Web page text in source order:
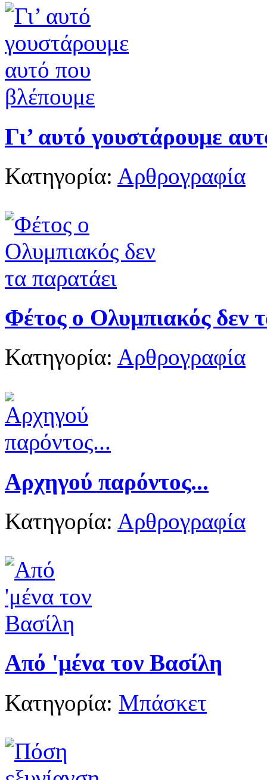
Γι’ αυτό γουστάρουμε
Κατηγορία: Αρθρογραφία
Φέτος ο Ολυμπιακός δεν
Κατηγορία: Αρθρογραφία
Αρχηγού παρόντος...
Κατηγορία: Αρθρογραφία
Από 'μένα τον Βασίλη
Κατηγορία: Μπάσκετ